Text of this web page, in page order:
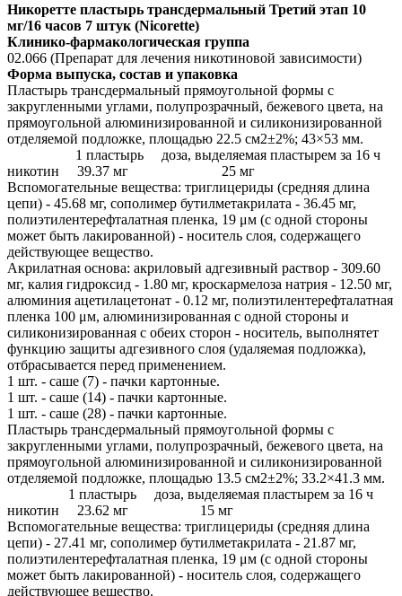
Никоретте пластырь трансдермальный Третий этап 10
мг/16 часов 7 штук (Nicorette)
Клинико-фармакологическая группа
02.066 (Препарат для лечения никотиновой зависимости)
Форма выпуска, состав и упаковка
Пластырь трансдермальный прямоугольной формы с
закругленными углами, полупрозрачный, бежевого цвета, на
прямоугольной алюминизированной и силиконизированной
отделяемой подложке, площадью 22.5 см2±2%; 43×53 мм.
1 пластырь доза, выделяемая пластырем за 16 ч
никотин 39.37 мг 25 мг
Вспомогательные вещества: триглицериды (средняя длина
цепи) - 45.68 мг, сополимер бутилметакрилата - 36.45 мг,
полиэтилентерефталатная пленка, 19 μм (с одной стороны
может быть лакированной) - носитель слоя, содержащего
действующее вещество.
Акрилатная основа: акриловый адгезивный раствор - 309.60
мг, калия гидроксид - 1.80 мг, кроскармелоза натрия - 12.50 мг,
алюминия ацетилацетонат - 0.12 мг, полиэтилентерефталатная
пленка 100 μм, алюминизированная с одной стороны и
силиконизированная с обеих сторон - носитель, выполнятет
функцию защиты адгезивного слоя (удаляемая подложка),
отбрасывается перед применением.
1 шт. - саше (7) - пачки картонные.
1 шт. - саше (14) - пачки картонные.
1 шт. - саше (28) - пачки картонные.
Пластырь трансдермальный прямоугольной формы с
закругленными углами, полупрозрачный, бежевого цвета, на
прямоугольной алюминизированной и силиконизированной
отделяемой подложке, площадью 13.5 см2±2%; 33.2×41.3 мм.
1 пластырь доза, выделяемая пластырем за 16 ч
никотин 23.62 мг 15 мг
Вспомогательные вещества: триглицериды (средняя длина
цепи) - 27.41 мг, сополимер бутилметакрилата - 21.87 мг,
полиэтилентерефталатная пленка, 19 μм (с одной стороны
может быть лакированной) - носитель слоя, содержащего
действующее вещество.